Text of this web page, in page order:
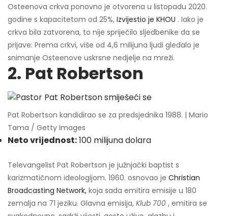
Osteenova crkva ponovno je otvorena u listopadu 2020.
godine s kapacitetom od 25%, Izvijestio je KHOU . Iako je
crkva bila zatvorena, to nije spriječilo sljedbenike da se
prijave: Prema crkvi, više od 4,6 milijuna ljudi gledalo je
snimanje Osteenove uskrsne nedjelje na mreži.
2. Pat Robertson
Pat Robertson kandidirao se za predsjednika 1988. | Mario
Tama / Getty Images
Neto vrijednost:100 milijuna dolara
Televangelist Pat Robertson je južnjački baptist s
karizmatičnom ideologijom. 1960. osnovao je Christian
Broadcasting Network, koja sada emitira emisije u 180
zemalja na 71 jeziku. Glavna emisija, Klub 700 , emitira se